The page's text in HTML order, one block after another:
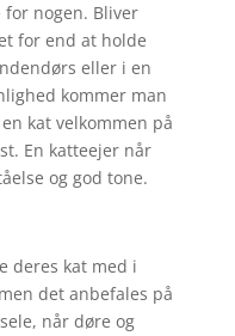
nogen. Bliver
for end at holde
eller i en
kommer man
kat velkommen på
En katteejer når
og god tone.
deres kat med i
det anbefales på
når døre og